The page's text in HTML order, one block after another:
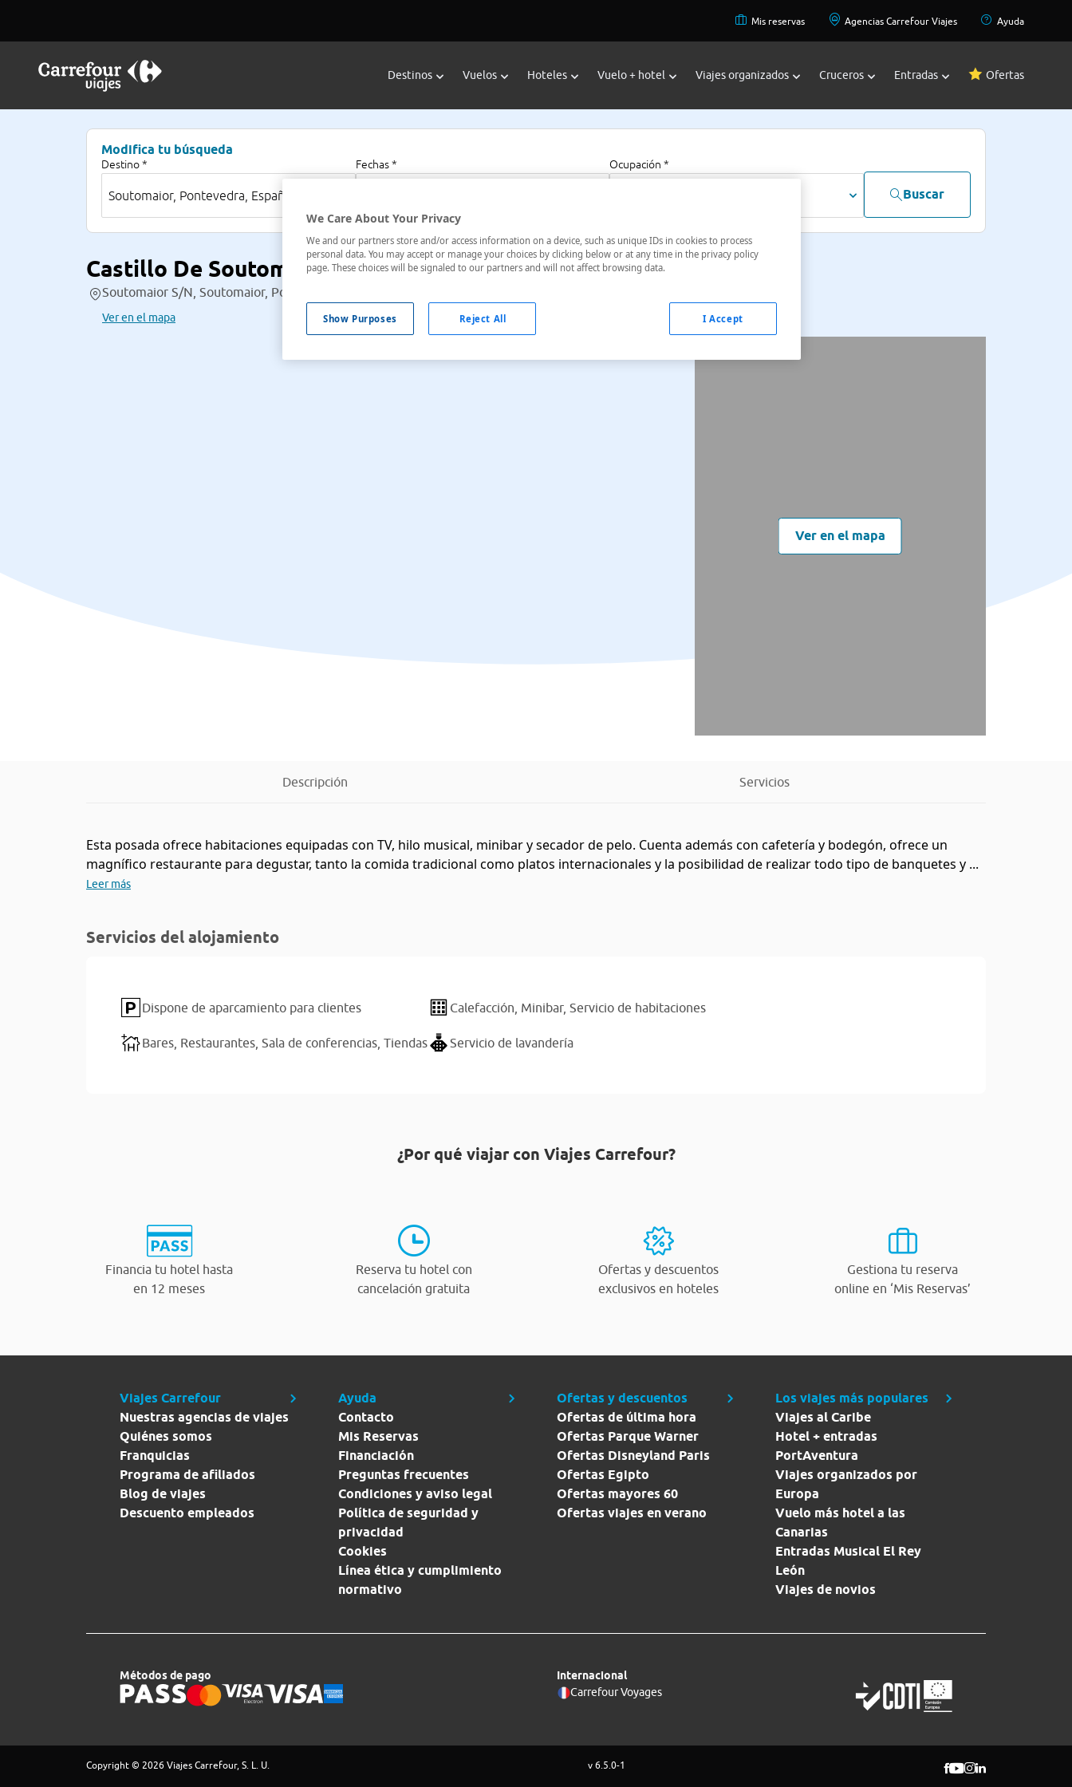
Mis reservas Agencias Carrefour Viajes Ayuda
Destinos Vuelos Hoteles Vuelo + hotel Viajes organizados Cruceros Entradas Ofertas
Modifica tu búsqueda
Destino * Fechas * Ocupación *
Buscar
Castillo De Soutomaior
Soutomaior S/N, Soutomaior, Pontevedra, España
Ver en el mapa
Ver en el mapa
Descripción Servicios
Esta posada ofrece habitaciones equipadas con TV, hilo musical, minibar y secador de pelo. Cuenta además con cafetería y bodegón, ofrece un
magnífico restaurante para degustar, tanto la comida tradicional como platos internacionales y la posibilidad de realizar todo tipo de banquetes y ...
Leer más
Servicios del alojamiento
Dispone de aparcamiento para clientes
Bares, Restaurantes, Sala de conferencias, Tiendas
Calefacción, Minibar, Servicio de habitaciones
Servicio de lavandería
¿Por qué viajar con Viajes Carrefour?
Financia tu hotel hasta
en 12 meses
Reserva tu hotel con
cancelación gratuita
Ofertas y descuentos
exclusivos en hoteles
Gestiona tu reserva
online en ‘Mis Reservas’
Viajes Carrefour
Nuestras agencias de viajes
Quiénes somos
Franquicias
Programa de afiliados
Blog de viajes
Descuento empleados
Ayuda
Contacto
Mis Reservas
Financiación
Preguntas frecuentes
Condiciones y aviso legal
Política de seguridad y
privacidad
Cookies
Línea ética y cumplimiento
normativo
Ofertas y descuentos
Ofertas de última hora
Ofertas Parque Warner
Ofertas Disneyland Paris
Ofertas Egipto
Ofertas mayores 60
Ofertas viajes en verano
Los viajes más populares
Viajes al Caribe
Hotel + entradas
PortAventura
Viajes organizados por
Europa
Vuelo más hotel a las
Canarias
Entradas Musical El Rey
León
Viajes de novios
Métodos de pago
Internacional
Carrefour Voyages
Copyright © 2026 Viajes Carrefour, S. L. U. v 6.5.0-1
We Care About Your Privacy
We and our partners store and/or access information on a device, such as unique IDs in cookies to process
personal data. You may accept or manage your choices by clicking below or at any time in the privacy policy
page. These choices will be signaled to our partners and will not affect browsing data.
Show Purposes Reject All I Accept